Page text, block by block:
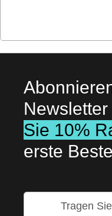
Newsletter
Sie 10%
erste